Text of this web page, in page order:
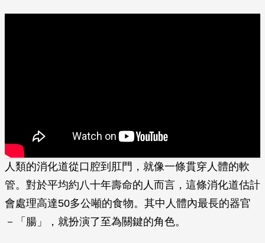
人類的消化道從口腔到肛門，就像一條貫穿人體的軟
管。對於平均約八十年壽命的人而言，­這條消化道估計
會處理高達50多公噸的食物。其中人體內最長的器官
－「腸」，就扮演了至為關鍵的角色。